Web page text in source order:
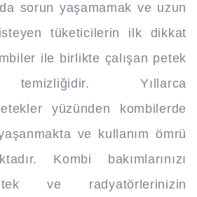
sorun yaşamamak ve uzun
tüketicilerin ilk dikkat
ile birlikte çalışan petek
temizliğidir. Yıllarca
yüzünden kombilerde
ve kullanım ömrü
Kombi bakımlarınızı
ve radyatörlerinizin